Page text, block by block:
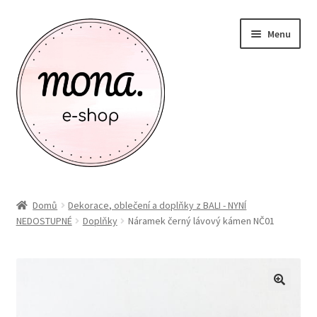
Přeskočit
navigaci
obsahu
webu
Menu
Kontakty
Domů
Dekorace, oblečení a doplňky z BALI - NYNÍ
NEDOSTUPNÉ
Doplňky Náramek černý lávový kámen NČ01